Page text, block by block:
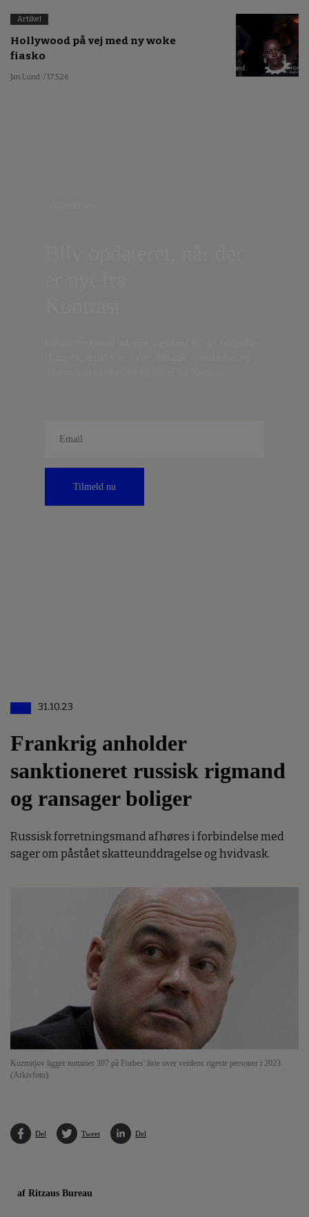
Artikel
Hollywood på vej med ny woke
fiasko
Jan Lund / 17.5.26
Tilmeld nu
31.10.23
Frankrig anholder
sanktioneret russisk rigmand
og ransager boliger
Russisk forretningsmand afhøres i forbindelse med
sager om påstået skatteunddragelse og hvidvask.
Kuzmitjov ligger nummer 397 på Forbes' liste over verdens rigeste personer i 2023.
(Arkivfoto).
Del Tweet Del
af Ritzaus Bureau